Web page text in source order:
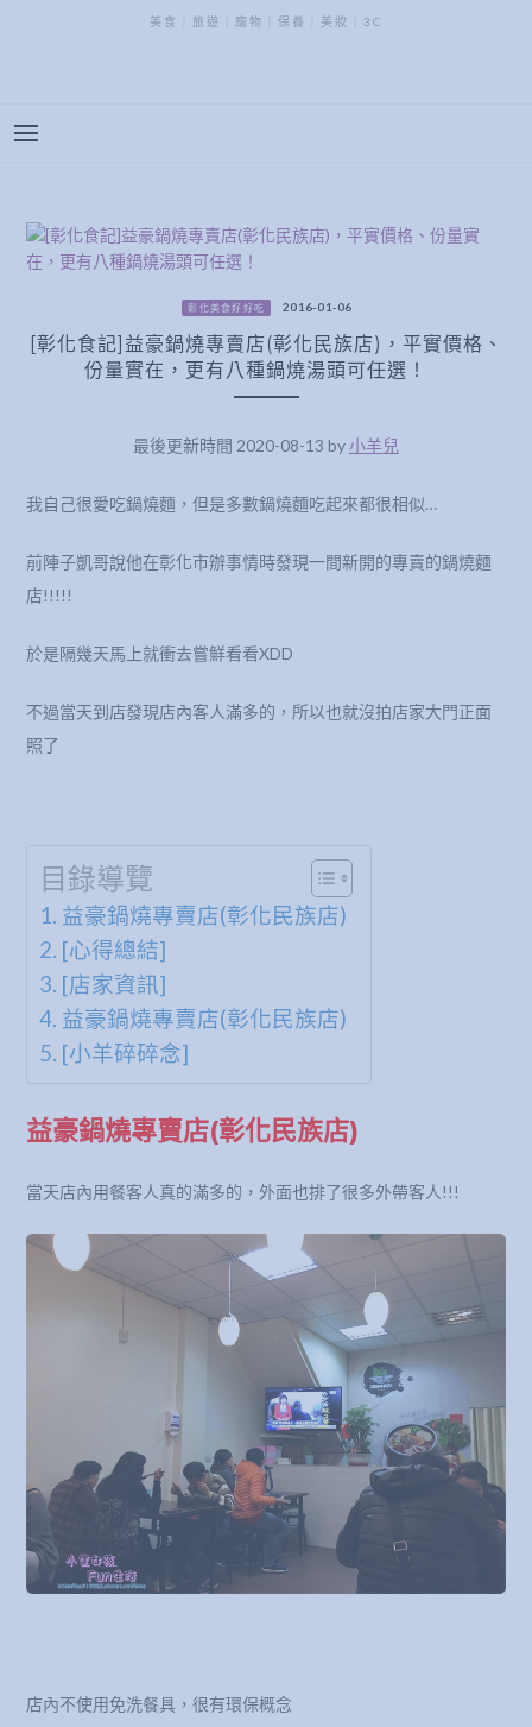
美食｜旅遊｜寵物｜保養｜美妝｜3C
彰化美食好好吃 2016-01-06
[彰化食記]益豪鍋燒專賣店(彰化民族店)，平實價格、
份量實在，更有八種鍋燒湯頭可任選！
最後更新時間 2020-08-13 by 小羊兒
我自己很愛吃鍋燒麵，但是多數鍋燒麵吃起來都很相似…
前陣子凱哥說他在彰化市辦事情時發現一間新開的專賣的鍋燒麵
店!!!!!
於是隔幾天馬上就衝去嘗鮮看看XDD
不過當天到店發現店內客人滿多的，所以也就沒拍店家大門正面
照了
目錄導覽
益豪鍋燒專賣店(彰化民族店)
[心得總結]
[店家資訊]
益豪鍋燒專賣店(彰化民族店)
[小羊碎碎念]
益豪鍋燒專賣店(彰化民族店)
當天店內用餐客人真的滿多的，外面也排了很多外帶客人!!!
店內不使用免洗餐具，很有環保概念